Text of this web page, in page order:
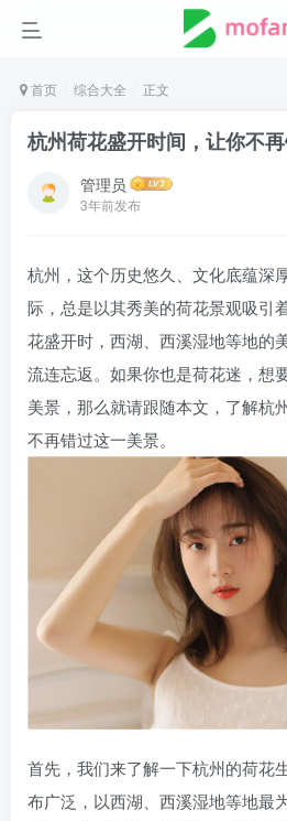
首页 综合大全 正文
杭州荷花盛开时间，让你不
管理员
3年前发布
杭州，这个历史悠久、文化底蕴深
际，总是以其秀美的荷花景观吸引
花盛开时，西湖、西溪湿地等地的
流连忘返。如果你也是荷花迷，想
美景，那么就请跟随本文，了解杭
不再错过这一美景。
首先，我们来了解一下杭州的荷花
布广泛，以西湖、西溪湿地等地最